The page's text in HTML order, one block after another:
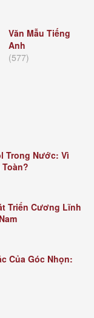
Văn Mẫu Tiếng
Anh
(577)
Trong Nước: Vì
Triển Cương Lĩnh
Của Góc Nhọn: